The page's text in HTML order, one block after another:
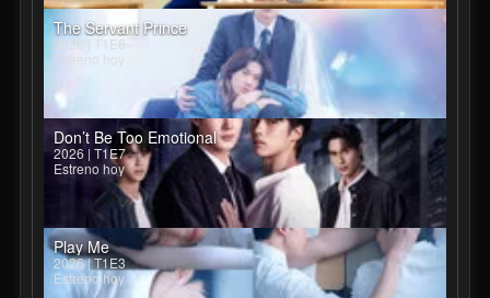
The Servant Prince
2026 | T1E6
Estreno hoy
Don’t Be Too Emotional
2026 | T1E7
Estreno hoy
Play Me
2026 | T1E3
Estreno hoy